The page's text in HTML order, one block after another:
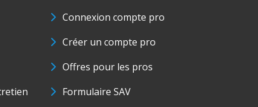
Connexion compte pro
Créer un compte pro
Offres pour les pros
Formulaire SAV